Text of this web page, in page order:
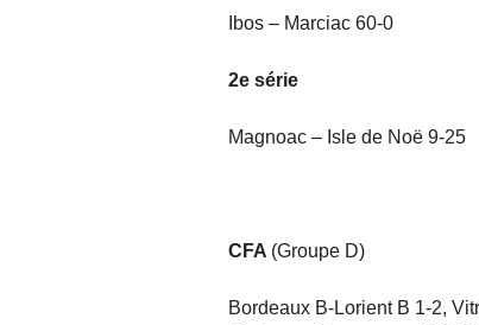
Ibos – Marciac 60-0
2e série
Magnoac – Isle de Noë 9-25
CFA (Groupe D)
Bordeaux B-Lorient B 1-2,